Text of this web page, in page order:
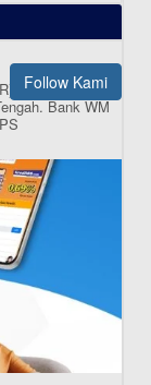
Follow Kami
merupakan
Bank WM